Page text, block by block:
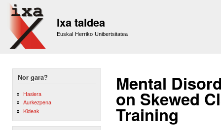
Ixa taldea
Euskal Herriko Unibertsitatea
Nor gara?
Hasiera
Aurkezpena
Kideak
Mental
on Skewed
Training